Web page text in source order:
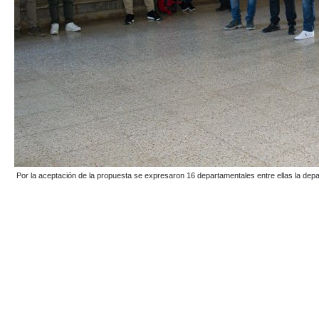
Por la aceptación de la propuesta se expresaron 16 departamentales entre ellas la